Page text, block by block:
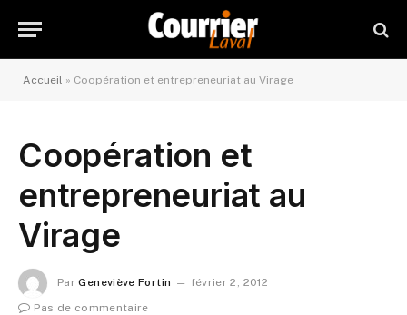
Accueil » Coopération et entrepreneuriat au Virage
Coopération et
entrepreneuriat au
Virage
Par Geneviève Fortin
février 2, 2012
Pas de commentaire